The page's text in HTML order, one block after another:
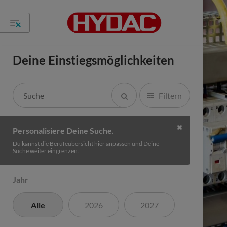
Deine Einstiegsmöglichkeiten
Filtern
Personalisiere Deine Suche.
Du kannst die Berufeübersicht hier anpassen und Deine
Suche weiter eingrenzen.
Jahr
Alle 2026 2027